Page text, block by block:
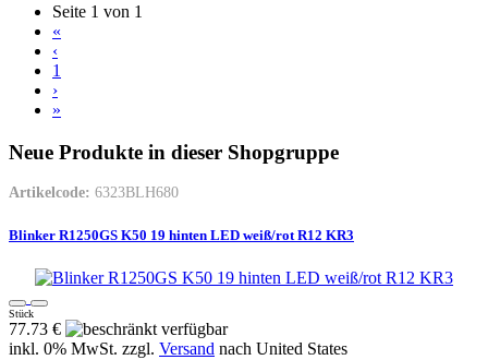
Seite 1 von 1
«
‹
1
›
»
Neue Produkte in dieser Shopgruppe
Artikelcode: 6323BLH680
Blinker R1250GS K50 19 hinten LED weiß/rot R12 KR3
Stück
77.73 €
inkl. 0% MwSt. zzgl. Versand nach United States